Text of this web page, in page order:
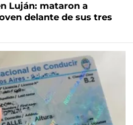
Luján: mataron a
delante de sus tres